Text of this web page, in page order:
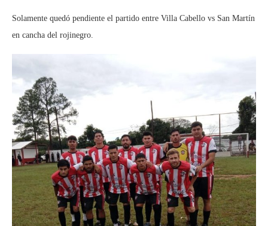
Solamente quedó pendiente el partido entre Villa Cabello vs San Martín
en cancha del rojinegro.